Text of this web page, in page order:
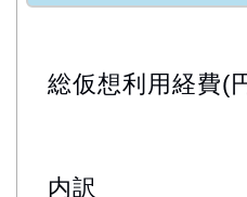
総仮想利用経費(
内訳